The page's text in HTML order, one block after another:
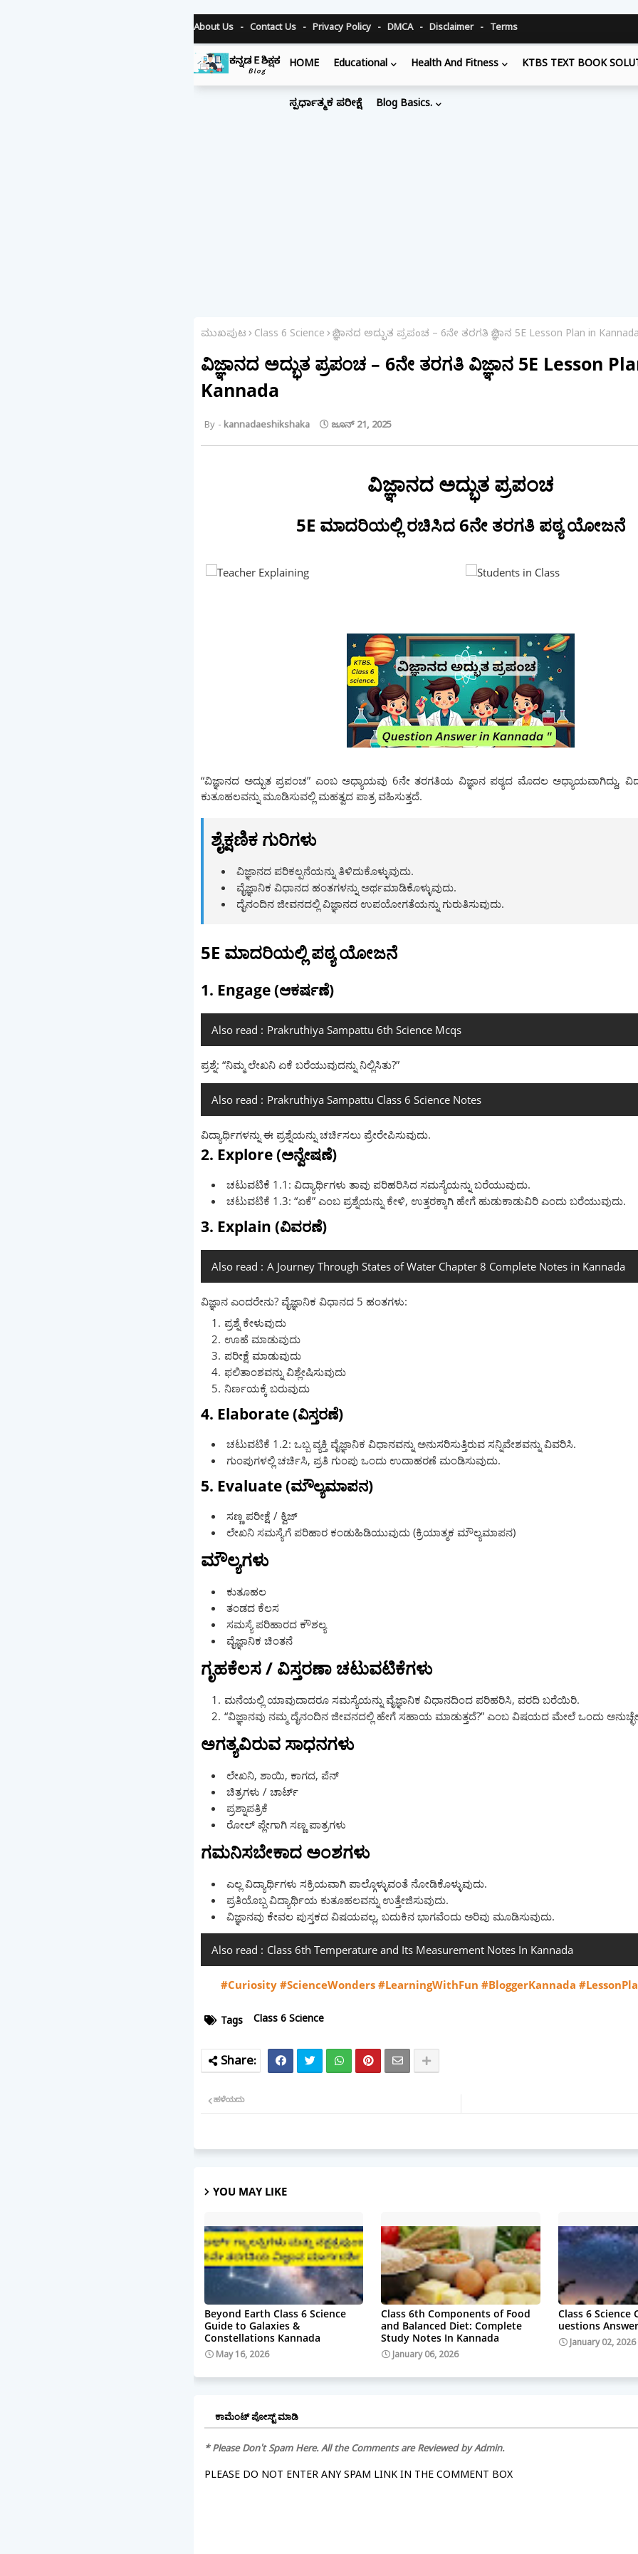
About Us Contact Us Privacy Policy DMCA Disclaimer Terms
HOME Educational Health And Fitness KTBS TEXT BOOK
ಸ್ಪರ್ಧಾತ್ಮಕ ಪರೀಕ್ಷೆ Blog Basics.
ಮುಖಪುಟ Class 6 Science ವಿಜ್ಞಾನದ ಅದ್ಭುತ ಪ್ರಪಂಚ – 6ನೇ ತರಗತಿ ವಿಜ್ಞಾನ 5E Lesson Plan in Kannada
ವಿಜ್ಞಾನದ ಅದ್ಭುತ ಪ್ರಪಂಚ – 6ನೇ ತರಗತಿ ವಿಜ್ಞಾನ 5E Lesson
Kannada
kannadaeshikshaka ಜೂನ್ 21, 2025
ವಿಜ್ಞಾನದ ಅದ್ಭುತ ಪ್ರಪಂಚ
5E ಮಾದರಿಯಲ್ಲಿ ರಚಿಸಿದ 6ನೇ ತರಗತಿ ಪಠ್ಯ ಯೋಜನೆ
“ವಿಜ್ಞಾನದ ಅದ್ಭುತ ಪ್ರಪಂಚ” ಎಂಬ ಅಧ್ಯಾಯವು 6ನೇ ತರಗತಿಯ ವಿಜ್ಞಾನ ಪಠ್ಯದ ಮೊದಲ ಅಧ್ಯಾಯವಾಗಿದ್ದು,
ಕುತೂಹಲವನ್ನು ಮೂಡಿಸುವಲ್ಲಿ ಮಹತ್ವದ ಪಾತ್ರ ವಹಿಸುತ್ತದೆ.
ಶೈಕ್ಷಣಿಕ ಗುರಿಗಳು
ವಿಜ್ಞಾನದ ಪರಿಕಲ್ಪನೆಯನ್ನು ತಿಳಿದುಕೊಳ್ಳುವುದು.
ವೈಜ್ಞಾನಿಕ ವಿಧಾನದ ಹಂತಗಳನ್ನು ಅರ್ಥಮಾಡಿಕೊಳ್ಳುವುದು.
ದೈನಂದಿನ ಜೀವನದಲ್ಲಿ ವಿಜ್ಞಾನದ ಉಪಯೋಗತೆಯನ್ನು ಗುರುತಿಸುವುದು.
5E ಮಾದರಿಯಲ್ಲಿ ಪಠ್ಯ ಯೋಜನೆ
1. Engage (ಆಕರ್ಷಣೆ)
Also read : Prakruthiya Sampattu 6th Science Mcqs
ಪ್ರಶ್ನೆ: “ನಿಮ್ಮ ಲೇಖನಿ ಏಕೆ ಬರೆಯುವುದನ್ನು ನಿಲ್ಲಿಸಿತು?”
Also read : Prakruthiya Sampattu Class 6 Science Notes
ವಿದ್ಯಾರ್ಥಿಗಳನ್ನು ಈ ಪ್ರಶ್ನೆಯನ್ನು ಚರ್ಚಿಸಲು ಪ್ರೇರೇಪಿಸುವುದು.
2. Explore (ಅನ್ವೇಷಣೆ)
ಚಟುವಟಿಕೆ 1.1: ವಿದ್ಯಾರ್ಥಿಗಳು ತಾವು ಪರಿಹರಿಸಿದ ಸಮಸ್ಯೆಯನ್ನು ಬರೆಯುವುದು.
ಚಟುವಟಿಕೆ 1.3: “ಏಕೆ” ಎಂಬ ಪ್ರಶ್ನೆಯನ್ನು ಕೇಳಿ, ಉತ್ತರಕ್ಕಾಗಿ ಹೇಗೆ ಹುಡುಕಾಡುವಿರಿ ಎಂದು ಬರೆಯುವುದು.
3. Explain (ವಿವರಣೆ)
Also read : A Journey Through States of Water Chapter 8 Complete Notes in Kannada
ವಿಜ್ಞಾನ ಎಂದರೇನು? ವೈಜ್ಞಾನಿಕ ವಿಧಾನದ 5 ಹಂತಗಳು:
ಪ್ರಶ್ನೆ ಕೇಳುವುದು
ಊಹೆ ಮಾಡುವುದು
ಪರೀಕ್ಷೆ ಮಾಡುವುದು
ಫಲಿತಾಂಶವನ್ನು ವಿಶ್ಲೇಷಿಸುವುದು
ನಿರ್ಣಯಕ್ಕೆ ಬರುವುದು
4. Elaborate (ವಿಸ್ತರಣೆ)
ಚಟುವಟಿಕೆ 1.2: ಒಬ್ಬ ವ್ಯಕ್ತಿ ವೈಜ್ಞಾನಿಕ ವಿಧಾನವನ್ನು ಅನುಸರಿಸುತ್ತಿರುವ ಸನ್ನಿವೇಶವನ್ನು ವಿವರಿಸಿ.
ಗುಂಪುಗಳಲ್ಲಿ ಚರ್ಚಿಸಿ, ಪ್ರತಿ ಗುಂಪು ಒಂದು ಉದಾಹರಣೆ ಮಂಡಿಸುವುದು.
5. Evaluate (ಮೌಲ್ಯಮಾಪನ)
ಸಣ್ಣ ಪರೀಕ್ಷೆ / ಕ್ವಿಜ್
ಲೇಖನಿ ಸಮಸ್ಯೆಗೆ ಪರಿಹಾರ ಕಂಡುಹಿಡಿಯುವುದು (ಕ್ರಿಯಾತ್ಮಕ ಮೌಲ್ಯಮಾಪನ)
ಮೌಲ್ಯಗಳು
ಕುತೂಹಲ
ತಂಡದ ಕೆಲಸ
ಸಮಸ್ಯೆ ಪರಿಹಾರದ ಕೌಶಲ್ಯ
ವೈಜ್ಞಾನಿಕ ಚಿಂತನೆ
ಗೃಹಕೆಲಸ / ವಿಸ್ತರಣಾ ಚಟುವಟಿಕೆಗಳು
ಮನೆಯಲ್ಲಿ ಯಾವುದಾದರೂ ಸಮಸ್ಯೆಯನ್ನು ವೈಜ್ಞಾನಿಕ ವಿಧಾನದಿಂದ ಪರಿಹರಿಸಿ, ವರದಿ ಬರೆಯಿರಿ.
“ವಿಜ್ಞಾನವು ನಮ್ಮ ದೈನಂದಿನ ಜೀವನದಲ್ಲಿ ಹೇಗೆ ಸಹಾಯ ಮಾಡುತ್ತದೆ?” ಎಂಬ ವಿಷಯದ ಮೇಲೆ ಒಂದು
ಅಗತ್ಯವಿರುವ ಸಾಧನಗಳು
ಲೇಖನಿ, ಶಾಯಿ, ಕಾಗದ, ಪೆನ್
ಚಿತ್ರಗಳು / ಚಾರ್ಟ್
ಪ್ರಶ್ನಾಪತ್ರಿಕೆ
ರೋಲ್ ಪ್ಲೇಗಾಗಿ ಸಣ್ಣ ಪಾತ್ರಗಳು
ಗಮನಿಸಬೇಕಾದ ಅಂಶಗಳು
ಎಲ್ಲ ವಿದ್ಯಾರ್ಥಿಗಳು ಸಕ್ರಿಯವಾಗಿ ಪಾಲ್ಗೊಳ್ಳುವಂತೆ ನೋಡಿಕೊಳ್ಳುವುದು.
ಪ್ರತಿಯೊಬ್ಬ ವಿದ್ಯಾರ್ಥಿಯ ಕುತೂಹಲವನ್ನು ಉತ್ತೇಜಿಸುವುದು.
ವಿಜ್ಞಾನವು ಕೇವಲ ಪುಸ್ತಕದ ವಿಷಯವಲ್ಲ, ಬದುಕಿನ ಭಾಗವೆಂದು ಅರಿವು ಮೂಡಿಸುವುದು.
Also read : Class 6th Temperature and Its Measurement Notes In Kannada
#Curiosity #ScienceWonders #LearningWithFun #BloggerKannada
Tags Class 6 Science
ಹಳೆಯದು
YOU MAY LIKE
Beyond Earth Class 6 Science
Guide to Galaxies &
Constellations Kannada
May 16, 2026
Class 6th Components of Food
and Balanced Diet: Complete
Study Notes In Kannada
January 06, 2026
Class 6 Science
uestions
January 02, 2026
ಕಾಮೆಂಟ್‌‌ ಪೋಸ್ಟ್‌ ಮಾಡಿ
* Please Don't Spam Here. All the Comments are Reviewed by Admin.
PLEASE DO NOT ENTER ANY SPAM LINK IN THE COMMENT BOX